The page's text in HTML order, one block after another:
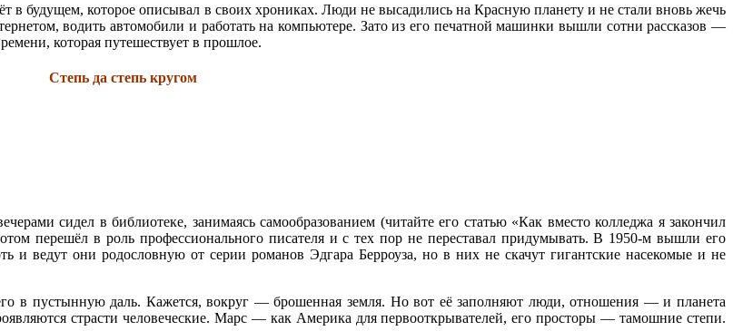
которое описывал в своих хрониках. Люди не высадились на Красную планету и не стали вновь жечь
водить автомобили и работать на компьютере. Зато из его печатной машинки вышли сотни рассказов —
которая путешествует в прошлое.
Степь да степь кругом
сидел в библиотеке, занимаясь самообразованием (читайте его статью «Как вместо колледжа я закончил
перешёл в роль профессионального писателя и с тех пор не переставал придумывать. В 1950-м вышли его
и ведут они родословную от серии романов Эдгара Берроуза, но в них не скачут гигантские насекомые и не
в пустынную даль. Кажется, вокруг — брошенная земля. Но вот её заполняют люди, отношения — и планета
страсти человеческие. Марс — как Америка для первооткрывателей, его просторы — тамошние степи.